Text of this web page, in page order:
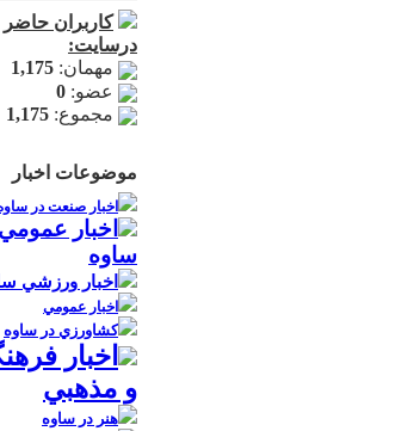
کاربران حاضر
درسایت:
مهمان: 1,175
عضو: 0
مجموع: 1,175
موضوعات اخبار
اخبار صنعت در
اخبار عمومي
ساوه
اخبار ورزشي
اخبار عمومي
كشاورزي در ساوه
اخبار
و مذهبي
هنر در ساوه